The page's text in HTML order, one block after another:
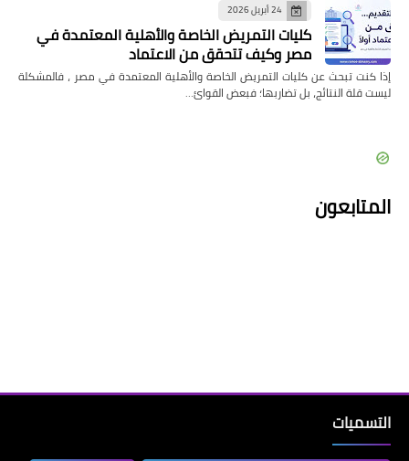
24 أبريل 2026
كليات التمريض الخاصة والأهلية المعتمدة في
مصر وكيف تتحقق من الاعتماد
إذا كنت تبحث عن كليات التمريض الخاصة والأهلية المعتمدة في مصر ، فالمشكلة
ليست قلة النتائج، بل تضاربها؛ فبعض القوائ…
المتابعون
التسميات